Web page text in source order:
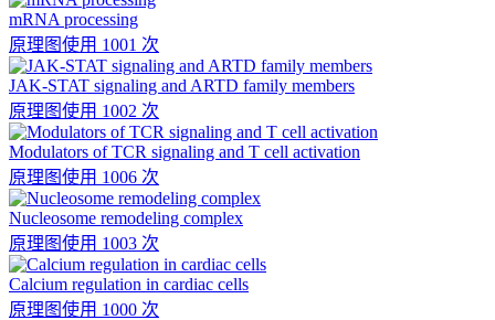
mRNA processing
原理图使用 1001 次
JAK-STAT signaling and ARTD family members
原理图使用 1002 次
Modulators of TCR signaling and T cell activation
原理图使用 1006 次
Nucleosome remodeling complex
原理图使用 1003 次
Calcium regulation in cardiac cells
原理图使用 1000 次